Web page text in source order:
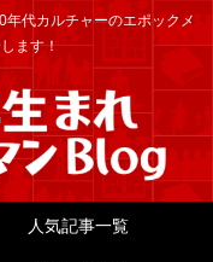
代カルチャーのエポックメ
ます！
人気記事一覧